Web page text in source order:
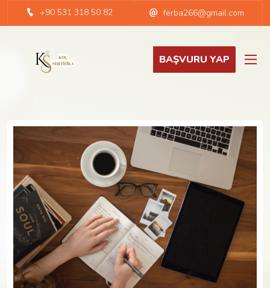
+90 531 318 50 82 ferba266@gmail.com
BAŞVURU YAP